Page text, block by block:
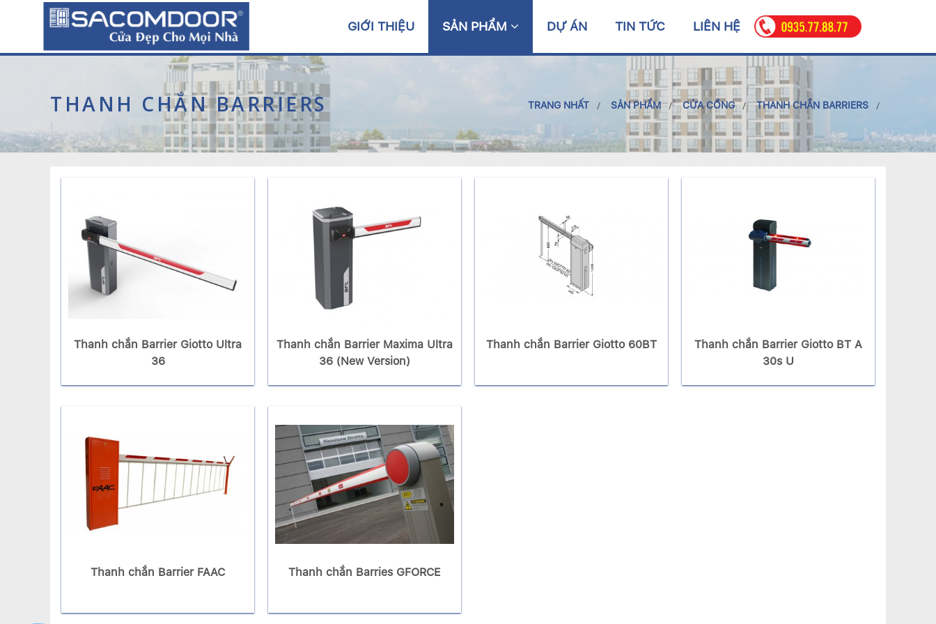
GIỚI THIỆU SẢN PHẨM DỰ ÁN TIN TỨC LIÊN HỆ
THANH CHẮN BARRIERS TRANG NHẤT SẢN PHẨM CỬA CỔNG THANH CHẮN BARRIERS
Thanh chắn Barrier Giotto Ultra
36
Thanh chắn Barrier Maxima Ultra
36 (New Version)
Thanh chắn Barrier Giotto 60BT
Thanh chắn Barrier Giotto BT A
30s U
Thanh chắn Barrier FAAC Thanh chắn Barries GFORCE